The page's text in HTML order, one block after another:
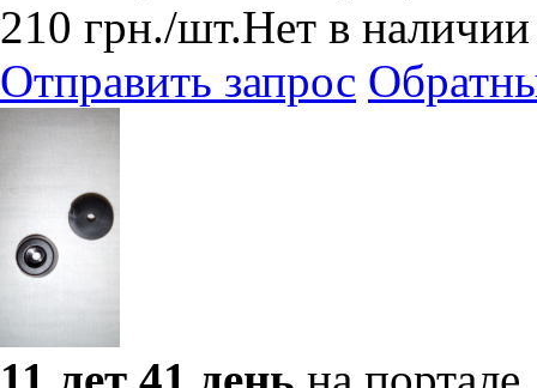
210 грн./шт.Нет в наличии
Отправить запрос